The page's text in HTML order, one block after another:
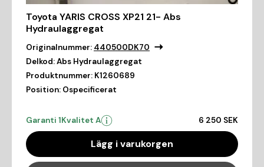
Toyota YARIS CROSS XP21 21- Abs
Hydraulaggregat
Originalnummer: 440500DK70
Delkod:Abs Hydraulaggregat
Produktnummer: K1260689
Position: Ospecificerat
Garanti 1Kvalitet A 6 250 SEK
Lägg i varukorgen